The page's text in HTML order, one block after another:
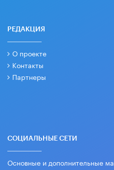
РЕДАКЦИЯ
О проекте
Контакты
Партнеры
СОЦИАЛЬНЫЕ СЕТИ
Основные и дополнительные